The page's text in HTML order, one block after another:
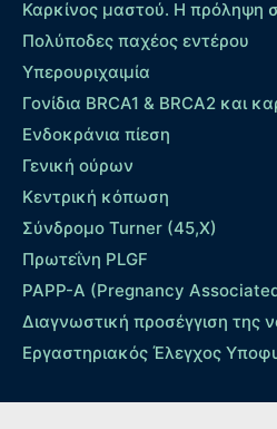
Καρκίνος μαστού. Η πρόληψη
Πολύποδες παχέος εντέρου
Yπερουριχαιμία
Γονίδια BRCA1 & BRCA2 και
Ενδοκράνια πίεση
Γενική ούρων
Κεντρική κόπωση
Σύνδρομο Turner (45,X)
Πρωτεΐνη PLGF
PAPP-A (Pregnancy
Διαγνωστική προσέγγιση της
Εργαστηριακός Έλεγχος